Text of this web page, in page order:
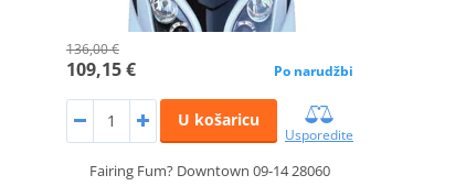
136,00 €
109,15 € Po narudžbi
U košaricu
Usporedite
Fairing Fum? Downtown 09-14 28060